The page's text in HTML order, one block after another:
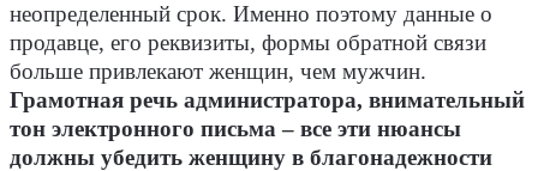
неопределенный срок. Именно поэтому данные о
продавце, его реквизиты, формы обратной связи
больше привлекают женщин, чем мужчин.
Грамотная речь администратора, внимательный
тон электронного письма – все эти нюансы
должны убедить женщину в благонадежности